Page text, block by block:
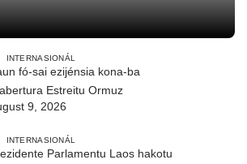
INTERNASIONÁL
fó-sai ezijénsia kona-ba
Estreitu Ormuz
9, 2026
INTERNASIONÁL
Parlamentu Laos hakotu